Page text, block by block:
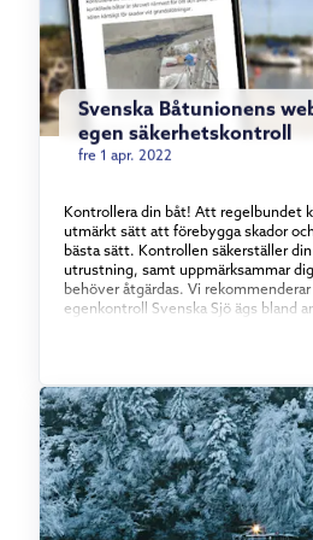
nära hamnen i Långedrag, Göteborg.
hemsida här. Just nu erbjuder vi i
nyteckning av båtförsäkring till
en premieberäkning här!
Svenska Båtunionens
egen säkerhetskontroll
fre 1 apr. 2022
Kontrollera din båt! Att regelbundet
utmärkt sätt att förebygga skador
bästa sätt. Kontrollen säkerställer
utrustning, samt uppmärksammar
behöver åtgärdas. Vi
egenkontroll Svenska Sjö ägs bland
Båtunionen, som under 2021
egen säkerhetskoll, som tidigare
pappersformat och som pdf. Nu är
tillgängligt och presenteras genom
verktyg. Egenkontrollen ska vara lika
mobilen som på en surfplatta eller
säkerhetskollen för just din båt,
en PDF som du också kan skriva ut.
en säkerhetskontroll på papper från
att skriva ut en checklista från PDF
framtaget av en grupp erfarna